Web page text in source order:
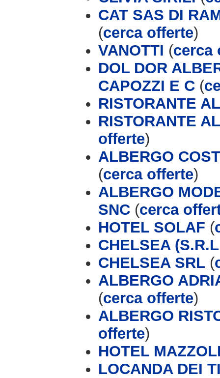
CAT SAS DI
(cerca offerte)
VANOTTI (cerca
DOL DOR
CAPOZZI E C (
RISTORANTE
RISTORANTE
offerte)
ALBERGO
(cerca offerte)
ALBERGO
SNC (cerca
HOTEL SOLAF (
CHELSEA
CHELSEA SRL (
ALBERGO
(cerca offerte)
ALBERGO
offerte)
HOTEL
LOCANDA DEI